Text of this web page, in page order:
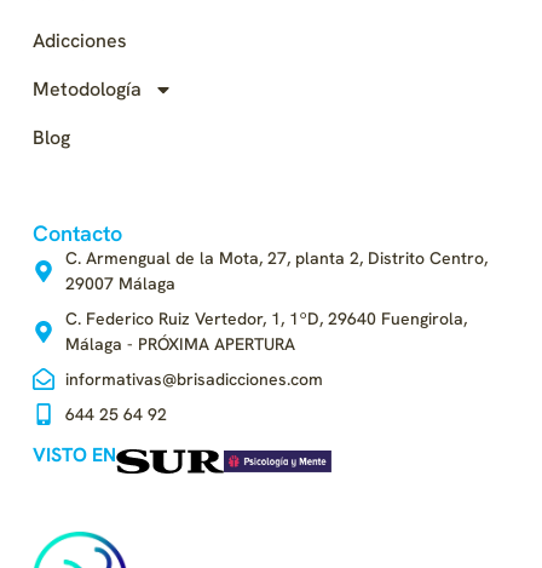
Adicciones
Metodología
Blog
Contacto
C. Armengual de la Mota, 27, planta 2, Distrito Centro,
29007 Málaga
C. Federico Ruiz Vertedor, 1, 1ºD, 29640 Fuengirola,
Málaga - PRÓXIMA APERTURA
informativas@brisadicciones.com
644 25 64 92
VISTO EN